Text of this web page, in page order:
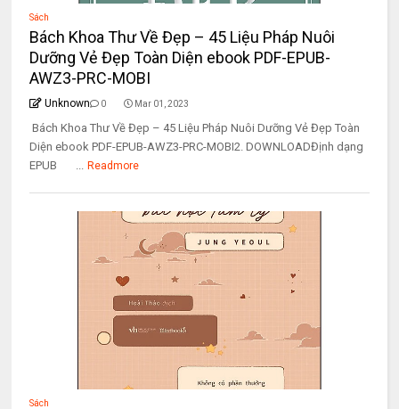
Sách
Bách Khoa Thư Về Đẹp – 45 Liệu Pháp Nuôi
Dưỡng Vẻ Đẹp Toàn Diện ebook PDF-EPUB-
AWZ3-PRC-MOBI
Unknown 0 Mar 01, 2023
Bách Khoa Thư Về Đẹp – 45 Liệu Pháp Nuôi Dưỡng Vẻ Đẹp Toàn
Diện ebook PDF-EPUB-AWZ3-PRC-MOBI2. DOWNLOADĐịnh dạng
EPUB ... Readmore
Sách